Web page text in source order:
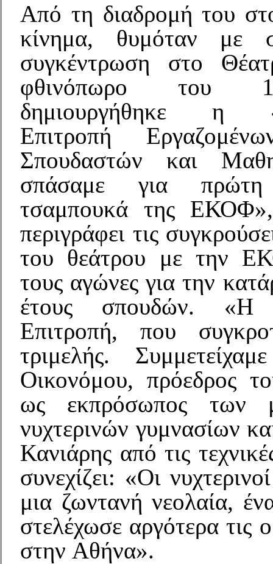
Από τη διαδρομή του
κίνημα, θυμόταν με
συγκέντρωση στο
φθινόπωρο του
δημιουργήθηκε η
Επιτροπή
Σπουδαστών και
σπάσαμε για
τσαμπουκά της
περιγράφει τις
του θεάτρου με την
τους αγώνες για την
έτους σπουδών. «Η
Επιτροπή, που
τριμελής.
Οικονόμου, πρόεδρος
ως εκπρόσωπος των
νυχτερινών γυμνασίων
Κανιάρης από τις
συνεχίζει: «Οι
μια ζωντανή νεολαία,
στελέχωσε αργότερα τις
στην Αθήνα».